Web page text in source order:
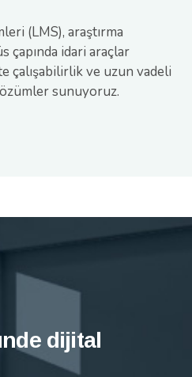
(LMS), araştırma
çapında idari araçlar
çalışabilirlik ve uzun vadeli
sunuyoruz.
dijital
dijital
dijital